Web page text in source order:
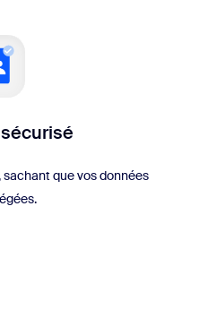
que vos données